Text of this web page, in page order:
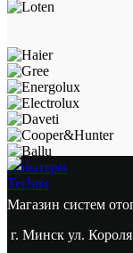
Новатерм
Techno
Магазин систем
г. Минск ул.